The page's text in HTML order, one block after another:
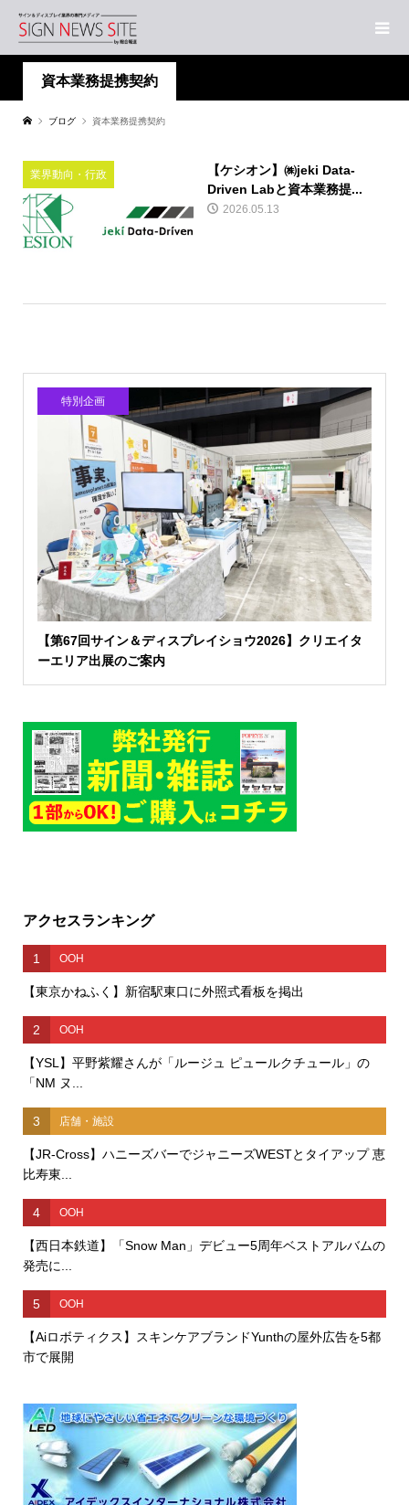
資本業務提携契約
ブログ 資本業務提携契約
業界動向・行政
【ケシオン】㈱jeki Data-
Driven Labと資本業務提...
2026.05.13
特別企画
【第67回サイン＆ディスプレイショウ2026】クリエイタ
ーエリア出展のご案内
アクセスランキング
1 OOH
【東京かねふく】新宿駅東口に外照式看板を掲出
2 OOH
【YSL】平野紫耀さんが「ルージュ ピュールクチュール」の
「NM ヌ...
3 店舗・施設
【JR-Cross】ハニーズバーでジャニーズWESTとタイアップ 恵
比寿東...
4 OOH
【西日本鉄道】「Snow Man」デビュー5周年ベストアルバムの
発売に...
5 OOH
【Aiロボティクス】スキンケアブランドYunthの屋外広告を5都
市で展開